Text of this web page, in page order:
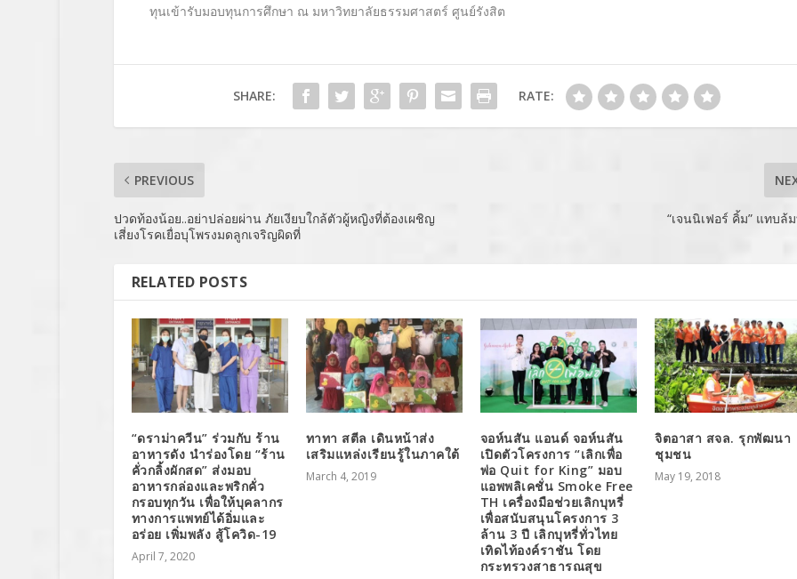
ทุนเข้ารับมอบทุนการศึกษา ณ มหาวิทยาลัยธรรมศาสตร์ ศูนย์รังสิต
SHARE: RATE:
PREVIOUS
ปวดท้องน้อย..อย่าปล่อยผ่าน ภัยเงียบใกล้ตัวผู้หญิงที่ต้องเผชิญ
เสี่ยงโรคเยื่อบุโพรงมดลูกเจริญผิดที่
“เจนนิเฟอร์ คิ้ม” แทบล้
RELATED POSTS
“ดราม่าควีน” ร่วมกับ ร้าน
อาหารดัง นำร่องโดย “ร้าน
คั่วกลิ้งผักสด” ส่งมอบ
อาหารกล่องและพริกคั่ว
กรอบทุกวัน เพื่อให้บุคลากร
ทางการแพทย์ได้อิ่มและ
อร่อย เพิ่มพลัง สู้โควิด-19
April 7, 2020
ทาทา สตีล เดินหน้าส่ง
เสริมแหล่งเรียนรู้ในภาคใต้
March 4, 2019
จอห์นสัน แอนด์ จอห์นสัน
เปิดตัวโครงการ “เลิกเพื่อ
พ่อ Quit for King” มอบ
แอพพลิเคชั่น Smoke Free
TH เครื่องมือช่วยเลิกบุหรี่
เพื่อสนับสนุนโครงการ 3
ล้าน 3 ปี เลิกบุหรี่ทั่วไทย
เทิดไท้องค์ราชัน โดย
กระทรวงสาธารณสุข
จิตอาสา สจล. รุกพัฒนา
ชุมชน
May 19, 2018